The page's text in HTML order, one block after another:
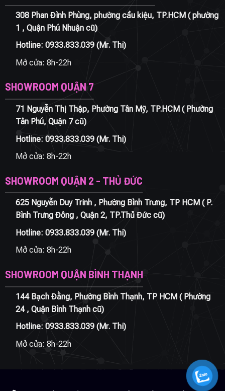
308 Phan Đình Phùng, phường cầu kiệu, TP.HCM ( phường
1 , Quận Phú Nhuận cũ)
Hotline: 0933.833.039(Mr. Thi)
Mở cửa: 8h-22h
SHOWROOM QUẬN 7
71 Nguyễn Thị Thập, Phường Tân Mỹ, TP.HCM ( Phường
Tân Phú, Quận 7 cũ)
Hotline: 0933.833.039(Mr. Thi)
Mở cửa: 8h-22h
SHOWROOM QUẬN 2 - THỦ ĐỨC
625 Nguyễn Duy Trinh , Phường Bình Trưng, TP HCM ( P.
Bình Trưng Đông , Quận 2, TP.Thủ Đức cũ)
Hotline: 0933.833.039(Mr. Thi)
Mở cửa: 8h-22h
SHOWROOM QUẬN BÌNH THẠNH
144 Bạch Đằng, Phường Bình Thạnh, TP HCM ( Phường
24 , Quận Bình Thạnh cũ)
Hotline: 0933.833.039(Mr. Thi)
Mở cửa: 8h-22h